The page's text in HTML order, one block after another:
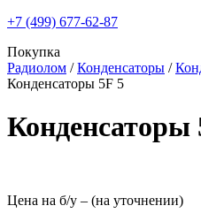
+7 (499) 677-62-87
Покупка
Радиолом / Конденсаторы /
Конденсаторы 5F 5
Конденсаторы
Цена на б/у – (на уточнении)